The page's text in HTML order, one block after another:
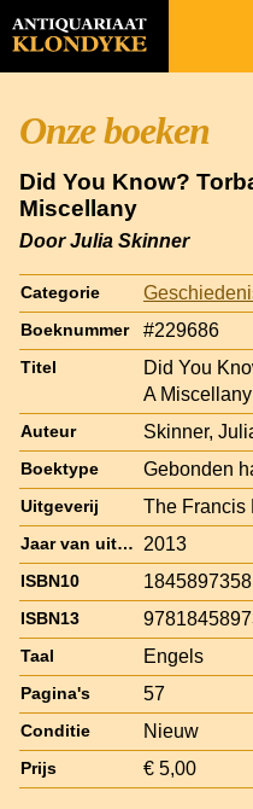
Onze boeken
Did You Know?
Miscellany
Door Julia Skinner
Categorie
Boeknummer #229686
Titel
Did You
A Miscellany
Auteur Skinner,
Boektype Gebonden
Uitgeverij The Francis
Jaar van uitgave 2013
ISBN10 1845897358
ISBN13
Taal Engels
Pagina's 57
Conditie Nieuw
Prijs € 5,00